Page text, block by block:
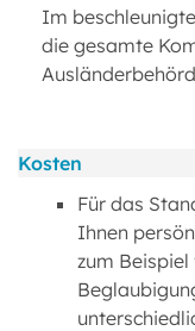
Im
die gesamte
Kosten
Für das
Ihnen
zum